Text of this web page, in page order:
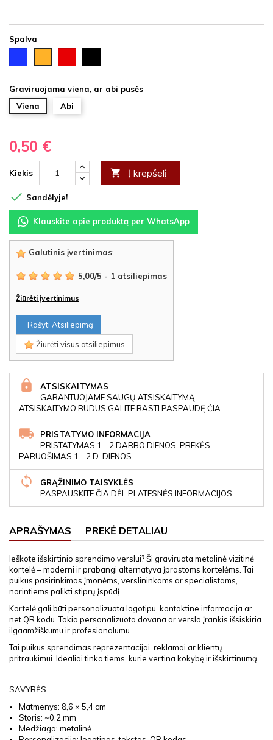
Spalva
Graviruojama viena, ar abi pusės
Viena
Abi
0,50 €
Kiekis  Į krepšelį
 Sandėlyje!
Klauskite apie produktą per WhatsApp
Galutinis įvertinimas:
5,00/5 - 1 atsiliepimas
Žiūrėti įvertinimus
Rašyti Atsiliepimą
Žiūrėti visus atsiliepimus
ATSISKAITYMAS
GARANTUOJAME SAUGŲ ATSISKAITYMĄ.
ATSISKAITYMO BŪDUS GALITE RASTI PASPAUDĘ ČIA..
PRISTATYMO INFORMACIJA
PRISTATYMAS 1 - 2 DARBO DIENOS, PREKĖS
PARUOŠIMAS 1 - 2 D. DIENOS
GRĄŽINIMO TAISYKLĖS
PASPAUSKITE ČIA DĖL PLATESNĖS INFORMACIJOS
APRAŠYMAS PREKĖ DETALIAU
Ieškote išskirtinio sprendimo verslui? Ši graviruota metalinė vizitinė
kortelė – moderni ir prabangi alternatyva įprastoms kortelėms. Tai
puikus pasirinkimas įmonėms, verslininkams ar specialistams,
norintiems palikti stiprų įspūdį.
Kortelė gali būti personalizuota logotipu, kontaktine informacija ar
net QR kodu. Tokia personalizuota dovana ar verslo įrankis išsiskiria
ilgaamžiškumu ir profesionalumu.
Tai puikus sprendimas reprezentacijai, reklamai ar klientų
pritraukimui. Idealiai tinka tiems, kurie vertina kokybę ir išskirtinumą.
SAVYBĖS
Matmenys: 8,6 × 5,4 cm
Storis: ~0,2 mm
Medžiaga: metalinė